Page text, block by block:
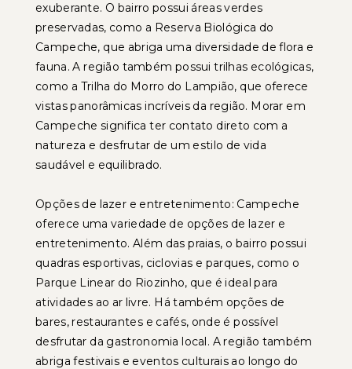
exuberante. O bairro possui áreas verdes
preservadas, como a Reserva Biológica do
Campeche, que abriga uma diversidade de flora e
fauna. A região também possui trilhas ecológicas,
como a Trilha do Morro do Lampião, que oferece
vistas panorâmicas incríveis da região. Morar em
Campeche significa ter contato direto com a
natureza e desfrutar de um estilo de vida
saudável e equilibrado.
Opções de lazer e entretenimento: Campeche
oferece uma variedade de opções de lazer e
entretenimento. Além das praias, o bairro possui
quadras esportivas, ciclovias e parques, como o
Parque Linear do Riozinho, que é ideal para
atividades ao ar livre. Há também opções de
bares, restaurantes e cafés, onde é possível
desfrutar da gastronomia local. A região também
abriga festivais e eventos culturais ao longo do